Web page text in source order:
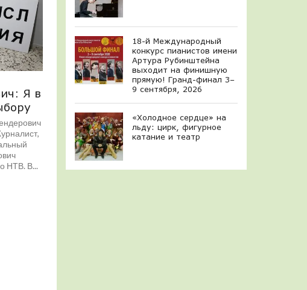
Я в
НТВ. В...
18-й Международный
конкурс пианистов имени
Артура Рубинштейна
выходит на финишную
прямую! Гранд-финал 3–
9 сентября, 2026
«Холодное сердце» на
льду: цирк, фигурное
катание и театр